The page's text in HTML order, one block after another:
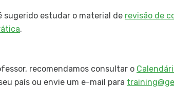
sugerido estudar o material de revisão de
.
recomendamos consultar o
país ou envie um e-mail para